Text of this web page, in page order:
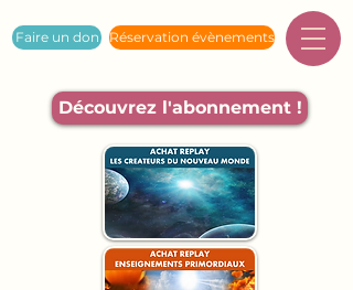
Faire un don Réservation évènements
Découvrez l'abonnement !